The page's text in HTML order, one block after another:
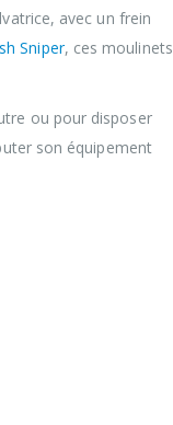
avec un frein
Sniper, ces moulinets
ou pour disposer
son équipement